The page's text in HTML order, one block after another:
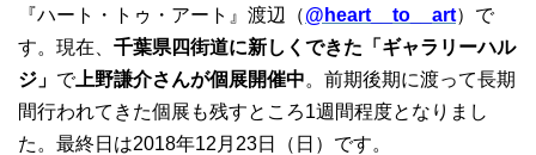
『ハート・トゥ・アート』渡辺（@heart__to__art）で
す。現在、 千葉県四街道に新しくできた「ギャラリーハル
ジ」 で上野謙介さんが個展開催中。前期後期に渡って長期
間行われてきた個展も残すところ1週間程度となりまし
た。最終日は2018年12月23日（日）です。